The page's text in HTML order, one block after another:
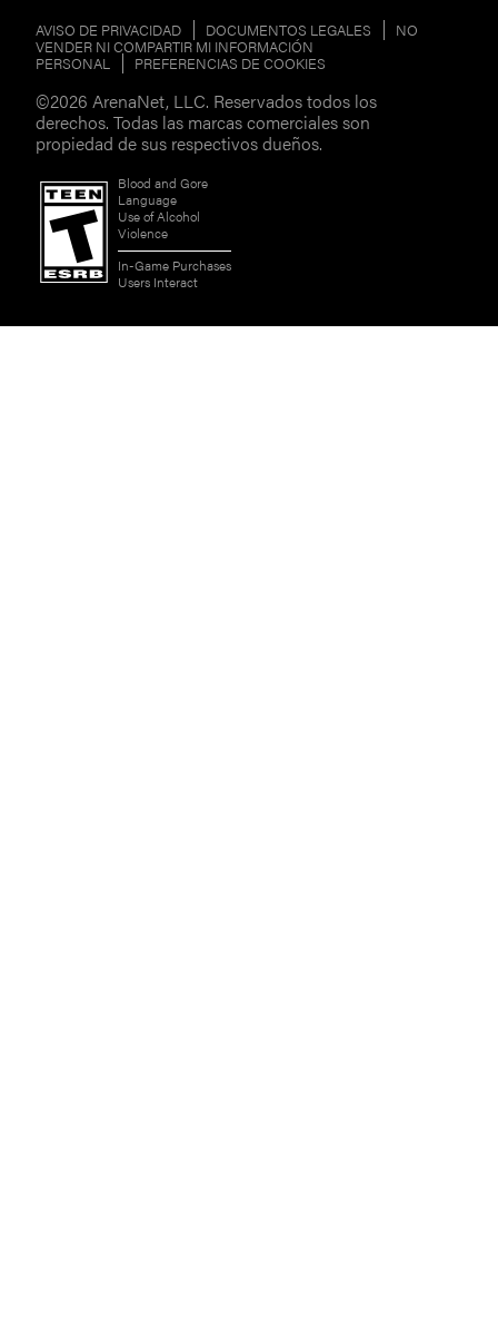
AVISO DE PRIVACIDAD DOCUMENTOS LEGALES
NO
VENDER NI COMPARTIR MI INFORMACIÓN
PERSONAL
PREFERENCIAS DE COOKIES
©2026 ArenaNet, LLC. Reservados todos los
derechos. Todas las marcas comerciales son
propiedad de sus respectivos dueños.
Blood and Gore
Language
Use of Alcohol
Violence
In-Game Purchases
Users Interact